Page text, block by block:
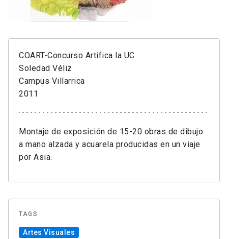
COART-Concurso Artifica la UC
Soledad Véliz
Campus Villarrica
2011
Montaje de exposición de 15-20 obras de dibujo
a mano alzada y acuarela producidas en un viaje
por Asia.
TAGS
Artes Visuales